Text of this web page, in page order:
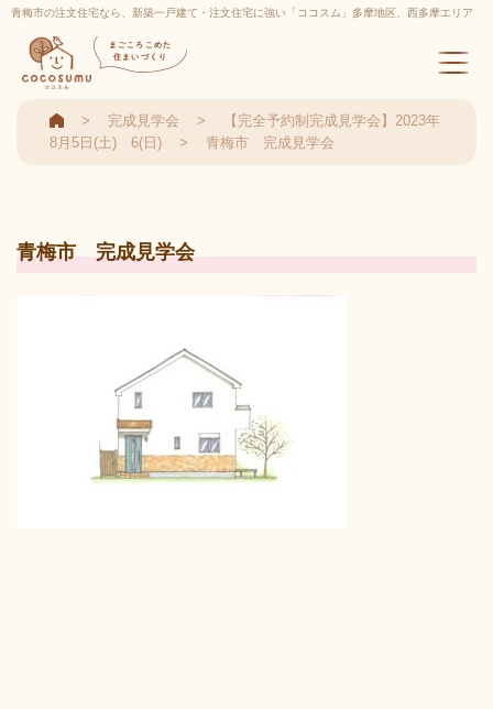
青梅市の注文住宅なら、新築一戸建て・注文住宅に強い「ココスム」多摩地区、西多摩エリア
実績多数
まごころこめた
住まいづくり
完成見学会
【完全予約制完成見学会】2023年
8月5日(土) 6(日)
青梅市 完成見学会
青梅市 完成見学会